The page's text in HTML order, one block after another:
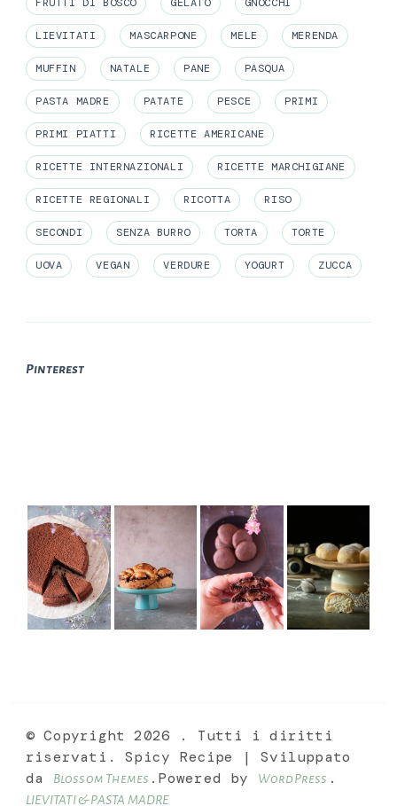
LIEVITATI MASCARPONE MELE MERENDA
MUFFIN NATALE PANE PASQUA
PASTA MADRE PATATE PESCE PRIMI
PRIMI PIATTI RICETTE AMERICANE
RICETTE INTERNAZIONALI RICETTE MARCHIGIANE
RICETTE REGIONALI RICOTTA RISO
SECONDI SENZA BURRO TORTA TORTE
UOVA VEGAN VERDURE YOGURT ZUCCA
Pinterest
© Copyright 2026
. Tutti i diritti
riservati.
Spicy Recipe | Sviluppato
da
Blossom Themes .Powered by WordPress .
LIEVITATI & PASTA MADRE